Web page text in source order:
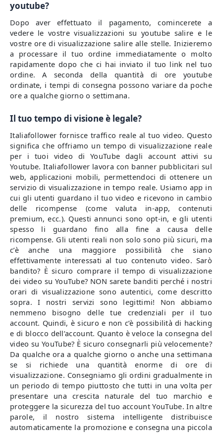
youtube?
Dopo aver effettuato il pagamento, comincerete a
vedere le vostre visualizzazioni su youtube salire e le
vostre ore di visualizzazione salire alle stelle. Inizieremo
a processare il tuo ordine immediatamente o molto
rapidamente dopo che ci hai inviato il tuo link nel tuo
ordine. A seconda della quantità di ore youtube
ordinate, i tempi di consegna possono variare da poche
ore a qualche giorno o settimana.
Il tuo tempo di visione è legale?
Italiafollower fornisce traffico reale al tuo video. Questo
significa che offriamo un tempo di visualizzazione reale
per i tuoi video di YouTube dagli account attivi su
Youtube. Italiafollower lavora con banner pubblicitari sul
web, applicazioni mobili, permettendoci di ottenere un
servizio di visualizzazione in tempo reale. Usiamo app in
cui gli utenti guardano il tuo video e ricevono in cambio
delle ricompense (come valuta in-app, contenuti
premium, ecc.). Questi annunci sono opt-in, e gli utenti
spesso li guardano fino alla fine a causa delle
ricompense. Gli utenti reali non solo sono più sicuri, ma
c’è anche una maggiore possibilità che siano
effettivamente interessati al tuo contenuto video. Sarò
bandito? È sicuro comprare il tempo di visualizzazione
dei video su YouTube? NON sarete banditi perché i nostri
orari di visualizzazione sono autentici, come descritto
sopra. I nostri servizi sono legittimi! Non abbiamo
nemmeno bisogno delle tue credenziali per il tuo
account. Quindi, è sicuro e non c’è possibilità di hacking
e di blocco dell’account. Quanto è veloce la consegna del
video su YouTube? È sicuro consegnarli più velocemente?
Da qualche ora a qualche giorno o anche una settimana
se si richiede una quantità enorme di ore di
visualizzazione. Consegniamo gli ordini gradualmente in
un periodo di tempo piuttosto che tutti in una volta per
presentare una crescita naturale del tuo marchio e
proteggere la sicurezza del tuo account YouTube. In altre
parole, il nostro sistema intelligente distribuisce
automaticamente la promozione e consegna una piccola